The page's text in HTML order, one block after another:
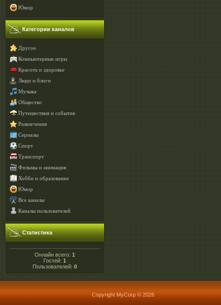
Юмор
Категории каналов
Другое
Компьютерные игры
Красота и здоровье
Люди и блоги
Музыка
Общество
Путешествия и события
Развлечения
Сериалы
Спорт
Транспорт
Фильмы и анимация
Хобби и образование
Юмор
Все каналы
Каналы пользователей
Статистика
Онлайн всего: 1
Гостей: 1
Пользователей: 0
Copyright MyCorp © 2026